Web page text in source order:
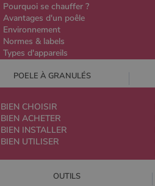
Pourquoi se chauffer ?
Avantages d'un poêle
Environnement
Normes & labels
Types d'appareils
POELE À GRANULÉS
BIEN CHOISIR
BIEN ACHETER
BIEN INSTALLER
BIEN UTILISER
OUTILS